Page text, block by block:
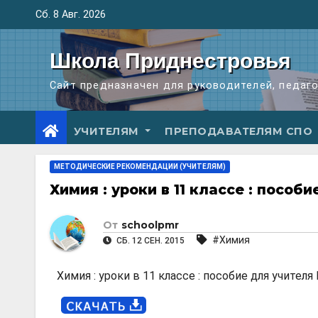
содержимому
Сб. 8 Авг. 2026
Школа Приднестровья
Сайт предназначен для руководителей,
УЧИТЕЛЯМ ПРЕПОДАВАТЕЛЯМ СПО
МЕТОДИЧЕСКИЕ РЕКОМЕНДАЦИИ (УЧИТЕЛЯМ)
Химия : уроки в 11 классе :
От schoolpmr
СБ. 12 СЕН. 2015 #Химия
Химия : уроки в 11 классе : пособие для